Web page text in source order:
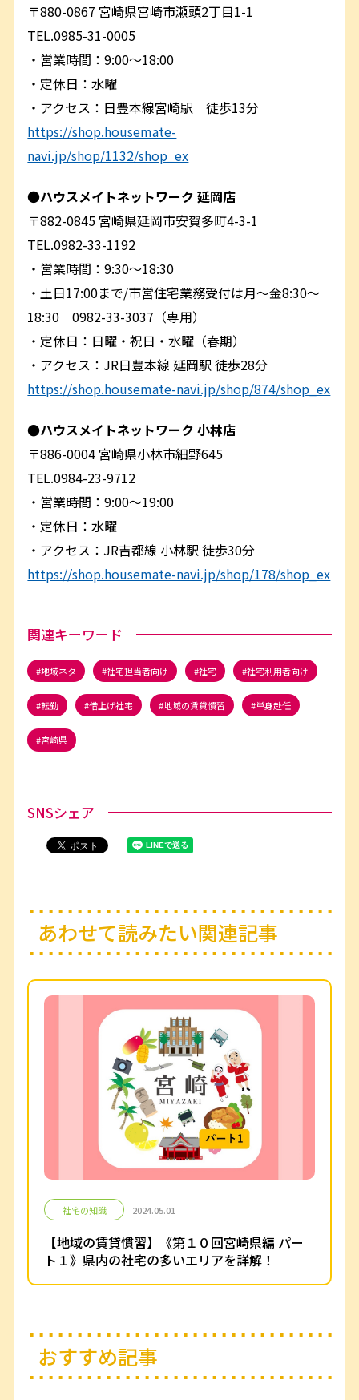
〒880-0867 宮崎県宮崎市瀬頭2丁目1-1
TEL.0985-31-0005
・営業時間：9:00～18:00
・定休日：水曜
・アクセス：日豊本線宮崎駅 徒歩13分
https://shop.housemate-
navi.jp/shop/1132/shop_ex
●ハウスメイトネットワーク 延岡店
〒882-0845 宮崎県延岡市安賀多町4-3-1
TEL.0982-33-1192
・営業時間：9:30～18:30
・土日17:00まで/市営住宅業務受付は月～金8:30～
18:30 0982-33-3037（専用）
・定休日：日曜・祝日・水曜（春期）
・アクセス：JR日豊本線 延岡駅 徒歩28分
https://shop.housemate-navi.jp/shop/874/shop_ex
●ハウスメイトネットワーク 小林店
〒886-0004 宮崎県小林市細野645
TEL.0984-23-9712
・営業時間：9:00～19:00
・定休日：水曜
・アクセス：JR吉都線 小林駅 徒歩30分
https://shop.housemate-navi.jp/shop/178/shop_ex
関連キーワード
地域ネタ 社宅担当者向け 社宅 社宅利用者向け
転勤 借上げ社宅 地域の賃貸慣習 単身赴任
宮崎県
SNSシェア
あわせて読みたい関連記事
社宅の知識 2024.05.01
【地域の賃貸慣習】《第１０回宮崎県編 パー
ト１》県内の社宅の多いエリアを詳解！
おすすめ記事